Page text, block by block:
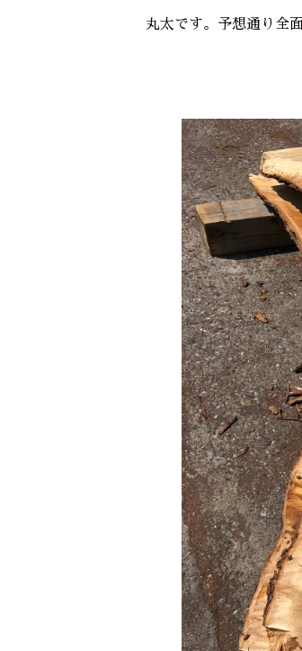
丸太です。予想通り全